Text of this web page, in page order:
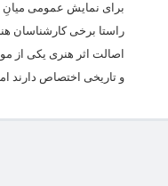
برای نمایش عمومی میانِ
راستا برخی کارشناسان
اصالت اثر هنری یکی از
و تاریخی اختصاص دارند